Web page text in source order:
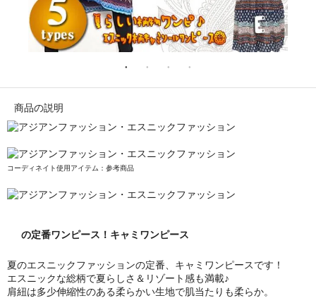
商品の説明
コーディネイト使用アイテム：参考商品
の定番ワンピース！キャミワンピース
夏のエスニックファッションの定番、キャミワンピースです！
エスニックな総柄で夏らしさ＆リゾート感も満載♪
肩紐は多少伸縮性のある柔らかい生地で肌当たりも柔らか。